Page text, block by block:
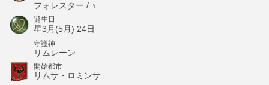
フォレスター / ♀
誕生日
星3月(5月) 24日
守護神
リムレーン
開始都市
リムサ・ロミンサ